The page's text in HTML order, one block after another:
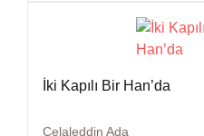
İki Kapılı Bir Han’da
Celaleddin Ada